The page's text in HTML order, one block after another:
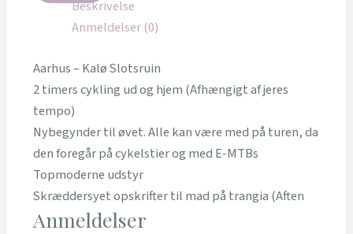
Beskrivelse
Anmeldelser (0)
Aarhus – Kalø Slotsruin
2 timers cykling ud og hjem (Afhængigt af jeres
tempo)
Nybegynder til øvet. Alle kan være med på turen, da
den foregår på cykelstier og med E-MTBs
Topmoderne udstyr
Skræddersyet opskrifter til mad på trangia (Aften
Anmeldelser